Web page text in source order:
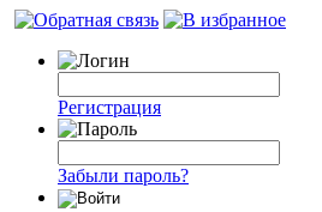
Регистрация
Забыли пароль?